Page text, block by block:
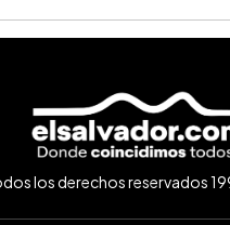
los derechos reservados